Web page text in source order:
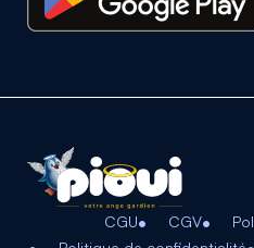
CGU CGV